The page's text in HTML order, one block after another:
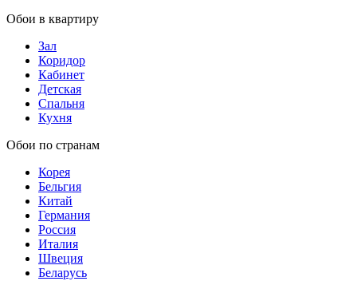
Обои в квартиру
Зал
Коридор
Кабинет
Детская
Спальня
Кухня
Обои по странам
Корея
Бельгия
Китай
Германия
Россия
Италия
Швеция
Беларусь